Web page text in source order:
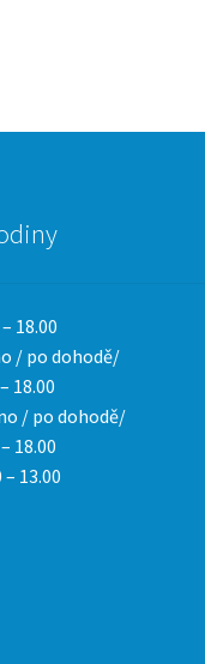
18.00
/ po dohodě/
18.00
/ po dohodě/
18.00
13.00